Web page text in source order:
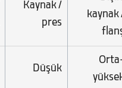
Kaynak /
pres
kaynak
Düşük